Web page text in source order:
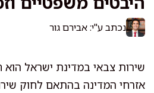
נכתב ע"י: אבירם גור
שירות צבאי במדינת ישראל
אזרחי המדינה בהתאם לחוק